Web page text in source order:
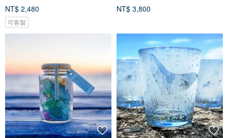
NT$ 2,480
可客製
NT$ 3,800